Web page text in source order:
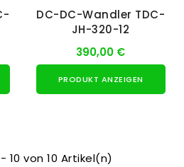
DC-DC-Wandler TDC-
JH-320-12
390,00 €
PRODUKT ANZEIGEN
10 von 10 Artikel(n)